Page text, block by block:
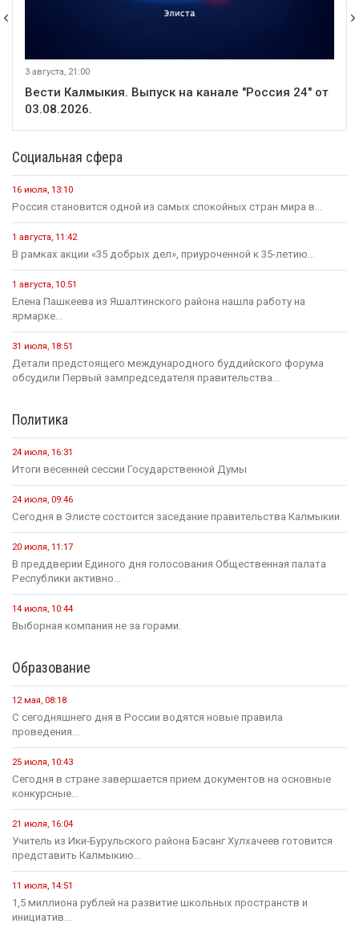
3 августа, 21:00
Вести Калмыкия. Выпуск на канале "Россия 24" от
03.08.2026.
Социальная сфера
16 июля, 13:10
Россия становится одной из самых спокойных стран мира в...
1 августа, 11:42
В рамках акции «35 добрых дел», приуроченной к 35-летию...
1 августа, 10:51
Елена Пашкеева из Яшалтинского района нашла работу на
ярмарке...
31 июля, 18:51
Детали предстоящего международного буддийского форума
обсудили Первый зампредседателя правительства...
Политика
24 июля, 16:31
Итоги весенней сессии Государственной Думы
24 июля, 09:46
Сегодня в Элисте состоится заседание правительства Калмыкии.
20 июля, 11:17
В преддверии Единого дня голосования Общественная палата
Республики активно...
14 июля, 10:44
Выборная компания не за горами.
Образование
12 мая, 08:18
С сегодняшнего дня в России водятся новые правила
проведения...
25 июля, 10:43
Сегодня в стране завершается прием документов на основные
конкурсные...
21 июля, 16:04
Учитель из Ики-Бурульского района Басанг Хулхачеев готовится
представить Калмыкию...
11 июля, 14:51
1,5 миллиона рублей на развитие школьных пространств и
инициатив...